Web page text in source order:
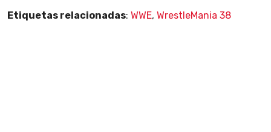
Etiquetas relacionadas: WWE, WrestleMania 38